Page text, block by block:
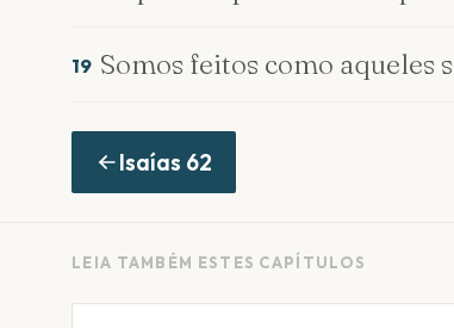
19 Somos feitos como aqueles
Isaías 62
LEIA TAMBÉM ESTES CAPÍTULOS